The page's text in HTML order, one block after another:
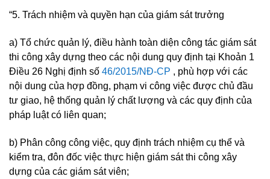
“5. Trách nhiệm và quyền hạn của giám sát trưởng
a) Tổ chức quản lý, điều hành toàn diện công tác giám sát
thi công xây dựng theo các nội dung quy định tại Khoản 1
Điều 26 Nghị định số 46/2015/NĐ-CP , phù hợp với các
nội dung của hợp đồng, phạm vi công việc được chủ đầu
tư giao, hệ thống quản lý chất lượng và các quy định của
pháp luật có liên quan;
b) Phân công công việc, quy định trách nhiệm cụ thể và
kiểm tra, đôn đốc việc thực hiện giám sát thi công xây
dựng của các giám sát viên;